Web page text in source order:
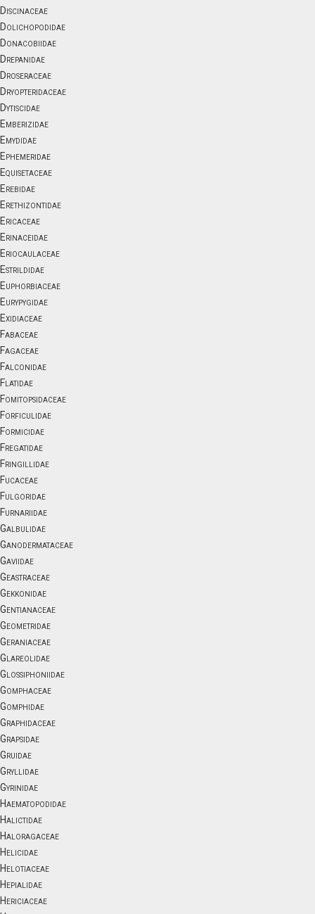
Discinaceae
Dolichopodidae
Donacobiidae
Drepanidae
Droseraceae
Dryopteridaceae
Dytiscidae
Emberizidae
Emydidae
Ephemeridae
Equisetaceae
Erebidae
Erethizontidae
Ericaceae
Erinaceidae
Eriocaulaceae
Estrildidae
Euphorbiaceae
Eurypygidae
Exidiaceae
Fabaceae
Fagaceae
Falconidae
Flatidae
Fomitopsidaceae
Forficulidae
Formicidae
Fregatidae
Fringillidae
Fucaceae
Fulgoridae
Furnariidae
Galbulidae
Ganodermataceae
Gaviidae
Geastraceae
Gekkonidae
Gentianaceae
Geometridae
Geraniaceae
Glareolidae
Glossiphoniidae
Gomphaceae
Gomphidae
Graphidaceae
Grapsidae
Gruidae
Gryllidae
Gyrinidae
Haematopodidae
Halictidae
Haloragaceae
Helicidae
Helotiaceae
Hepialidae
Hericiaceae